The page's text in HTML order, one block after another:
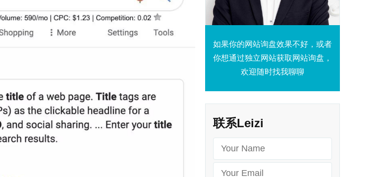
如果你的网站询盘效果不好，或者
你想通过独立网站获取网站询盘，
欢迎随时找我聊聊
联系Leizi